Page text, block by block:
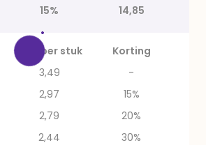
15% 14,85
Prijs per stuk
Korting
3,49
-
2,97
15%
2,79
20%
2,44
30%